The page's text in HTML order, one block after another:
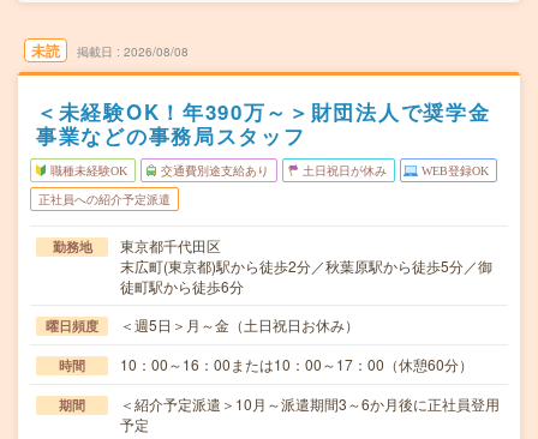
未読 掲載日 2026/08/08
＜未経験OK！年390万～＞財団法人で奨学金
事業などの事務局スタッフ
職種未経験OK 交通費別途支給あり 土日祝日が休み WEB登録OK
正社員への紹介予定派遣
勤務地
東京都千代田区
末広町(東京都)駅から徒歩2分／秋葉原駅から徒歩5分／御
徒町駅から徒歩6分
曜日頻度 ＜週5日＞月～金（土日祝日お休み）
時間 10：00～16：00または10：00～17：00（休憩60分）
期間
＜紹介予定派遣＞10月～派遣期間3～6か月後に正社員登用
予定